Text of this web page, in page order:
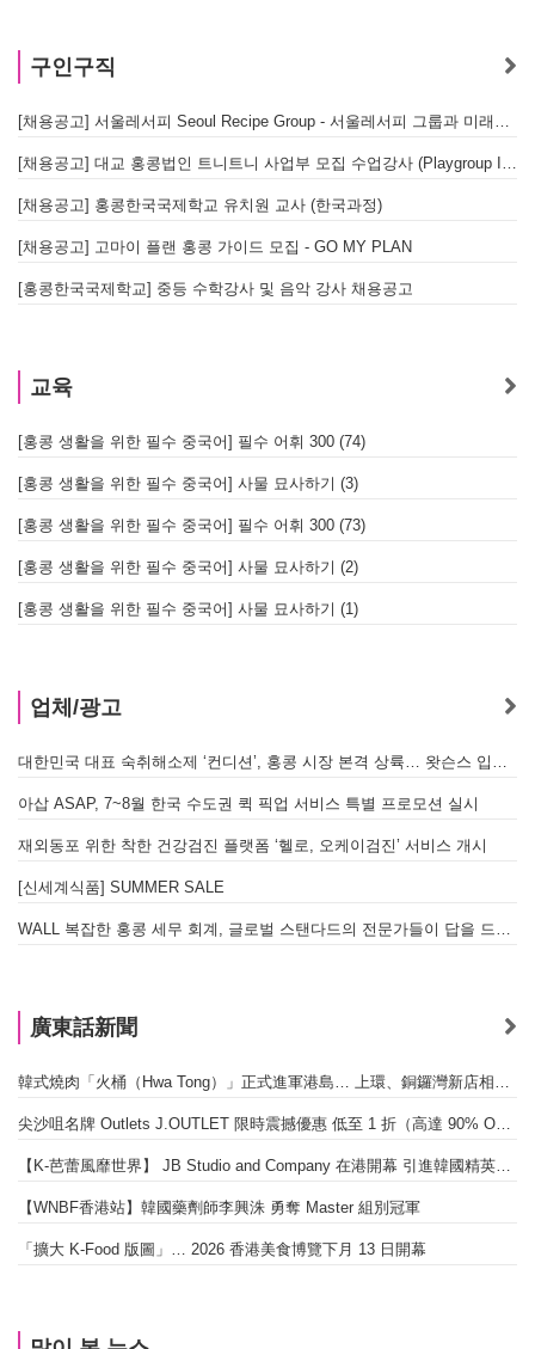
구인구직
[채용공고] 서울레서피 Seoul Recipe Group - 서울레서피 그룹과 미래를 함께할 유능한 인재를 모십니다
[채용공고] 대교 홍콩법인 트니트니 사업부 모집 수업강사 (Playgroup Instructor)
[채용공고] 홍콩한국국제학교 유치원 교사 (한국과정)
[채용공고] 고마이 플랜 홍콩 가이드 모집 - GO MY PLAN
[홍콩한국국제학교] 중등 수학강사 및 음악 강사 채용공고
교육
[홍콩 생활을 위한 필수 중국어] 필수 어휘 300 (74)
[홍콩 생활을 위한 필수 중국어] 사물 묘사하기 (3)
[홍콩 생활을 위한 필수 중국어] 필수 어휘 300 (73)
[홍콩 생활을 위한 필수 중국어] 사물 묘사하기 (2)
[홍콩 생활을 위한 필수 중국어] 사물 묘사하기 (1)
업체/광고
대한민국 대표 숙취해소제 ‘컨디션’, 홍콩 시장 본격 상륙… 왓슨스 입점 기념 할인 행사 진행
아삽 ASAP, 7~8월 한국 수도권 퀵 픽업 서비스 특별 프로모션 실시
재외동포 위한 착한 건강검진 플랫폼 ‘헬로, 오케이검진’ 서비스 개시
[신세계식품] SUMMER SALE
WALL 복잡한 홍콩 세무 회계, 글로벌 스탠다드의 전문가들이 답을 드립니다! - 법인설립, 회계, 감사
廣東話新聞
韓式燒肉「火桶（Hwa Tong）」正式進軍港島… 上環、銅鑼灣新店相繼開幕
尖沙咀名牌 Outlets J.OUTLET 限時震撼優惠 低至 1 折（高達 90% OFF）
【K-芭蕾風靡世界】 JB Studio and Company 在港開幕 引進韓國精英芭蕾教育系統
【WNBF香港站】韓國藥劑師李興洙 勇奪 Master 組別冠軍
「擴大 K-Food 版圖」… 2026 香港美食博覽下月 13 日開幕